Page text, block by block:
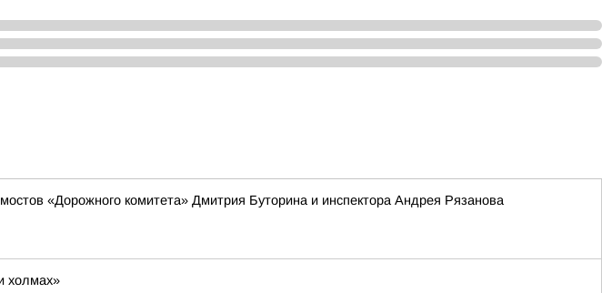
«Дорожного комитета» Дмитрия Буторина и инспектора Андрея Рязанова
холмах»